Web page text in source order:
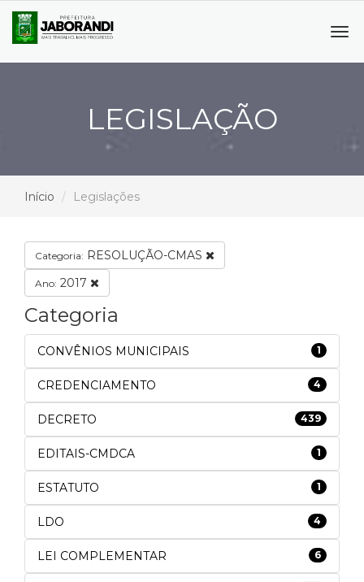
LEGISLAÇÃO
Início Legislações
Categoria: RESOLUÇÃO-CMAS
Ano: 2017
Categoria
CONVÊNIOS MUNICIPAIS 1
CREDENCIAMENTO 4
DECRETO 439
EDITAIS-CMDCA 1
ESTATUTO 1
LDO 4
LEI COMPLEMENTAR 6